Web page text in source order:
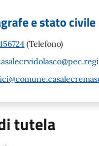
e stato civile
(Telefono)
tutela